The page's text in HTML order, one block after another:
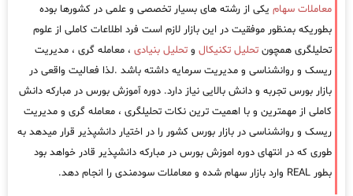
معاملات سهام یکی از رشته های بسیار تخصصی و علمی در کشورها بوده
بطوریکه بمنظور موفقیت در این بازار لازم است فرد اطلاعات کاملی از علوم
تحلیلگری همچون تحلیل تکنیکال و تحلیل بنیادی ، معامله گری ، مدیریت
ریسک و روانشناسی و مدیریت سرمایه داشته باشد .لذا فعالیت واقعی در
بازار بورس تجربه و دانش بالایی نیاز دارد. دوره آموزش بورس در مبارکه دانش
کاملی از مهمترین و با اهمیت ترین نکات تحلیلگری ، معامله گری و مدیریت
ریسک و روانشناسی در بازار بورس کشور را در اختیار دانشپذیر قرار میدهد به
طوری که در انتهای دوره اموزش بورس در مبارکه دانشپذیر قادر خواهد بود
بطور REAL وارد بازار سهام شده و معاملات سودمندی را انجام دهد.